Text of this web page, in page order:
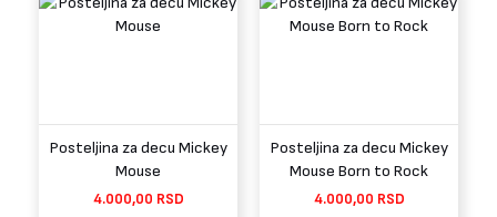
Posteljina za decu Mickey
Mouse
4.000,00 RSD
Posteljina za decu Mickey
Mouse Born to Rock
4.000,00 RSD